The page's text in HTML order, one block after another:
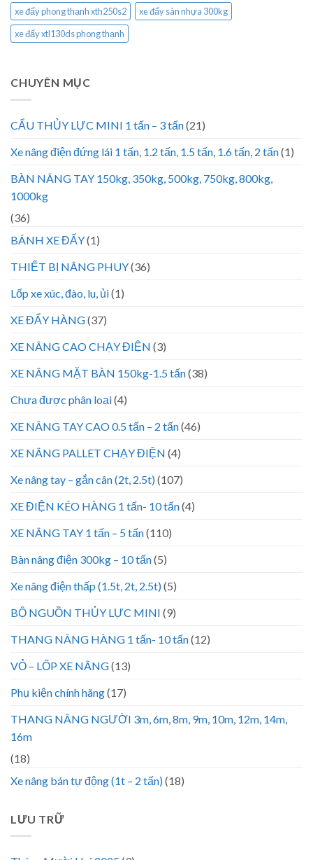
xe đẩy phong thạnh xth250s2
xe đẩy sàn nhựa 300kg
xe đẩy xtl130ds phong thạnh
CHUYÊN MỤC
CẨU THỦY LỰC MINI 1 tấn – 3 tấn(21)
Xe nâng điện đứng lái 1 tấn, 1.2 tấn, 1.5 tấn, 1.6 tấn, 2 tấn(1)
BÀN NÂNG TAY 150kg, 350kg, 500kg, 750kg, 800kg,
1000kg
(36)
BÁNH XE ĐẨY(1)
THIẾT BỊ NÂNG PHUY(36)
Lốp xe xúc, đào, lu, ủi(1)
XE ĐẨY HÀNG(37)
XE NÂNG CAO CHẠY ĐIỆN (3)
XE NÂNG MẶT BÀN 150kg-1.5 tấn(38)
Chưa được phân loại(4)
XE NÂNG TAY CAO 0.5 tấn – 2 tấn(46)
XE NÂNG PALLET CHẠY ĐIỆN (4)
Xe nâng tay – gắn cân (2t, 2.5t)(107)
XE ĐIỆN KÉO HÀNG 1 tấn- 10 tấn(4)
XE NÂNG TAY 1 tấn – 5 tấn(110)
Bàn nâng điện 300kg – 10 tấn(5)
Xe nâng điện thấp (1.5t, 2t, 2.5t)(5)
BỘ NGUỒN THỦY LỰC MINI (9)
THANG NÂNG HÀNG 1 tấn- 10 tấn(12)
VỎ – LỐP XE NÂNG(13)
Phụ kiện chính hãng(17)
THANG NÂNG NGƯỜI 3m, 6m, 8m, 9m, 10m, 12m, 14m,
16m
(18)
Xe nâng bán tự động (1t – 2 tấn)(18)
LƯU TRỮ